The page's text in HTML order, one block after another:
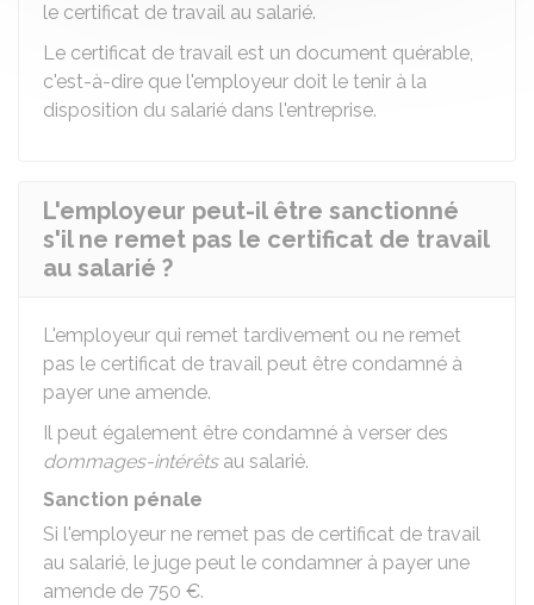
le certificat de travail au salarié.
Le certificat de travail est un document quérable,
c'est-à-dire que l'employeur doit le tenir à la
disposition du salarié dans l'entreprise.
L'employeur peut-il être sanctionné
s'il ne remet pas le certificat de travail
au salarié ?
L'employeur qui remet tardivement ou ne remet
pas le certificat de travail peut être condamné à
payer une amende.
Il peut également être condamné à verser des
dommages-intérêtsau salarié.
Sanction pénale
Si l'employeur ne remet pas de certificat de travail
au salarié, le juge peut le condamner à payer une
amende de 750 €.